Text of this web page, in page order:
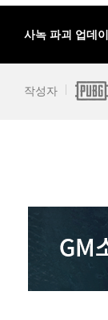
사녹 파괴 업데
작성자